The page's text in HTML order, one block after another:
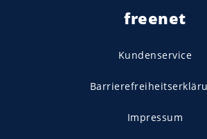
freenet
Kundenservice
Impressum